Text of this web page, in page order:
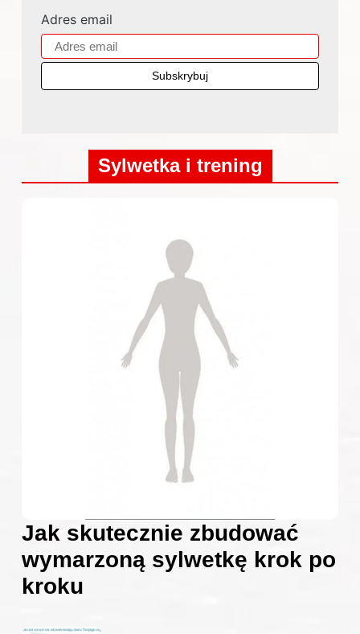
Adres email
Sylwetka i trening
Jak skutecznie zbudować
wymarzoną sylwetkę krok po
kroku